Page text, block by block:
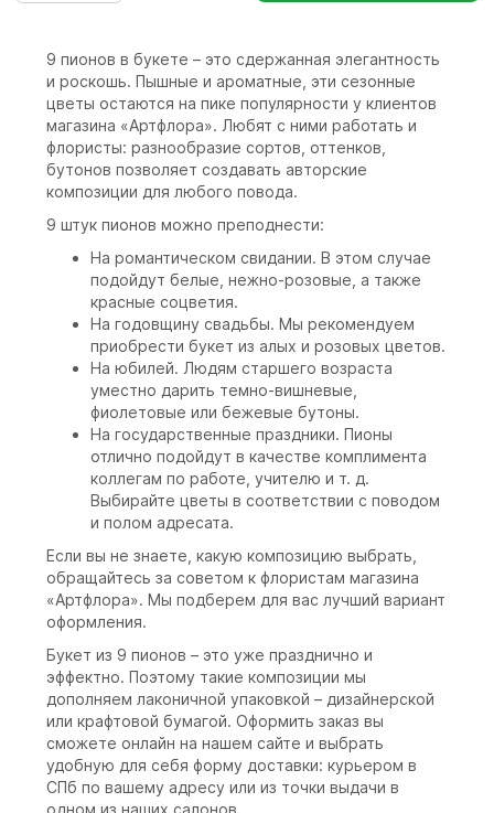
9 пионов в букете – это сдержанная элегантность
и роскошь. Пышные и ароматные, эти сезонные
цветы остаются на пике популярности у клиентов
магазина «Артфлора». Любят с ними работать и
флористы: разнообразие сортов, оттенков,
бутонов позволяет создавать авторские
композиции для любого повода.
9 штук пионов можно преподнести:
На романтическом свидании. В этом случае
подойдут белые, нежно-розовые, а также
красные соцветия.
На годовщину свадьбы. Мы рекомендуем
приобрести букет из алых и розовых цветов.
На юбилей. Людям старшего возраста
уместно дарить темно-вишневые,
фиолетовые или бежевые бутоны.
На государственные праздники. Пионы
отлично подойдут в качестве комплимента
коллегам по работе, учителю и т. д.
Выбирайте цветы в соответствии с поводом
и полом адресата.
Если вы не знаете, какую композицию выбрать,
обращайтесь за советом к флористам магазина
«Артфлора». Мы подберем для вас лучший вариант
оформления.
Букет из 9 пионов – это уже празднично и
эффектно. Поэтому такие композиции мы
дополняем лаконичной упаковкой – дизайнерской
или крафтовой бумагой. Оформить заказ вы
сможете онлайн на нашем сайте и выбрать
удобную для себя форму доставки: курьером в
СПб по вашему адресу или из точки выдачи в